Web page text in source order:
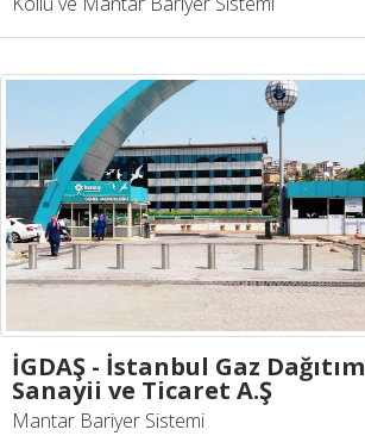
İGDAŞ - İstanbul Gaz Dağıtım
Sanayii ve Ticaret A.Ş
Mantar Bariyer Sistemi